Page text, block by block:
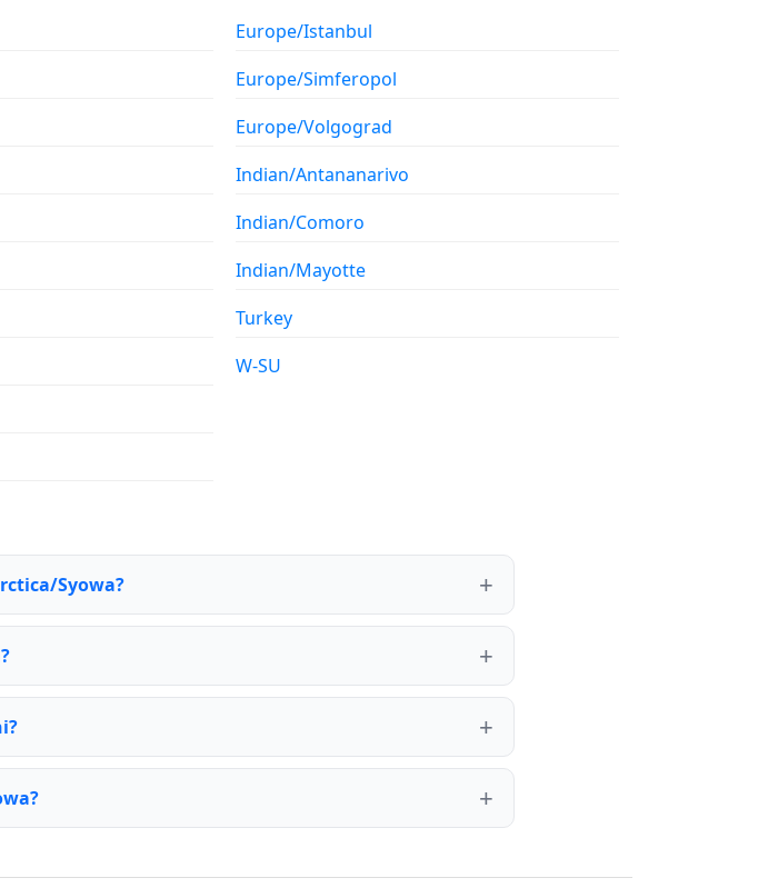
Europe/Istanbul
Europe/Simferopol
Europe/Volgograd
Indian/Antananarivo
Indian/Comoro
Indian/Mayotte
Turkey
W-SU
Syowa?